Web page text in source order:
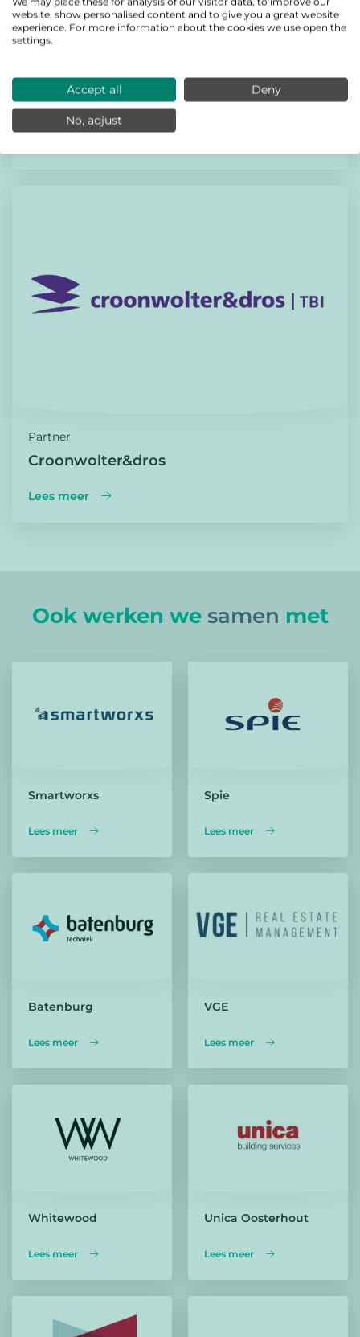
Partner
Roodenburg
Partner
Croonwolter&dros
Lees meer
Ook werken we samen met
Smartworxs
Lees meer
Spie
Lees meer
Batenburg
Lees meer
VGE
Lees meer
Whitewood
Lees meer
Unica Oosterhout
Lees meer
website, show personalised content and to give you a great website
experience. For more information about the cookies we use open the
settings.
Accept all Deny
No, adjust